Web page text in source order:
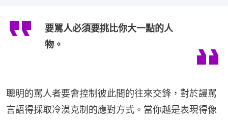
要駡人必須要挑比你大一點的人
物。
聰明的駡人者要會控制彼此間的往來交鋒，對於謾駡
言語得採取冷漠克制的應對方式。當你越是表現得像